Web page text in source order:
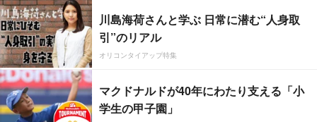
川島海荷さんと学ぶ 日常に潜む“人身取
引”のリアル
オリコンタイアップ特集
マクドナルドが40年にわたり支える「小
学生の甲子園」